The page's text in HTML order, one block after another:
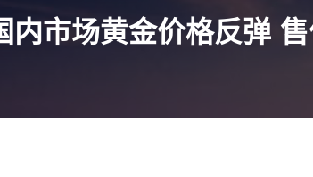
内市场黄金价格反弹